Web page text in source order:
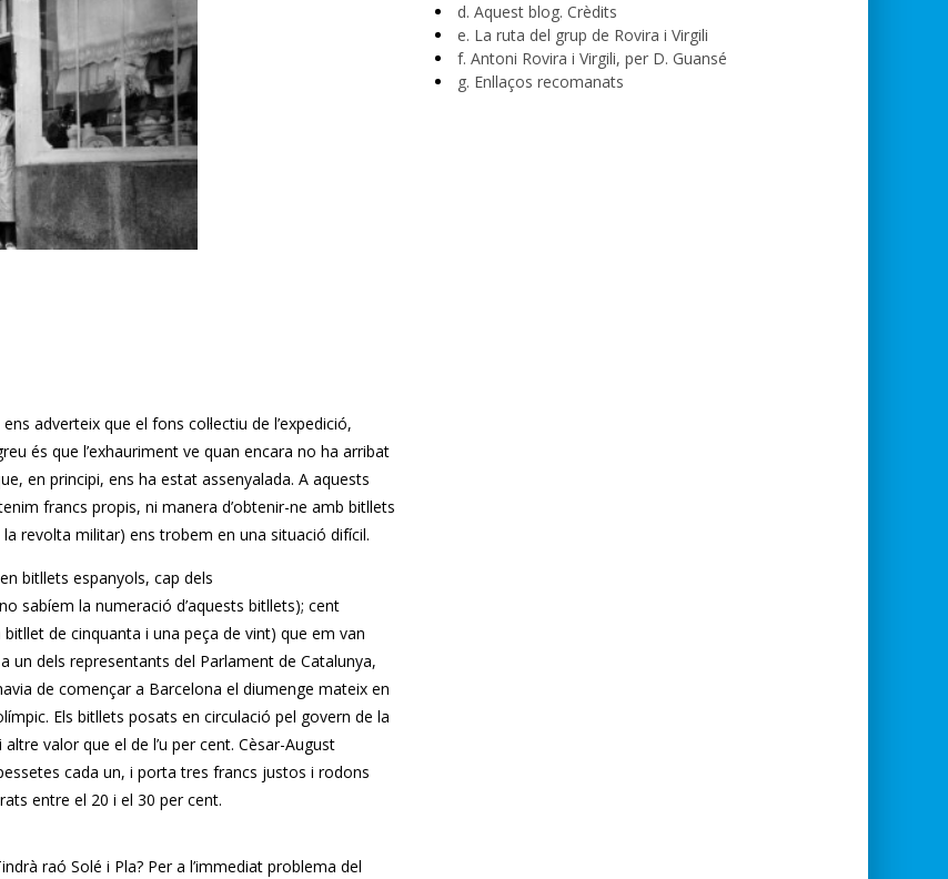
adverteix que el fons col·lectiu de l’expedició,
és que l’exhauriment ve quan encara no ha arribat
en principi, ens ha estat assenyalada. A aquests
francs propis, ni manera d’obtenir-ne amb bitllets
revolta militar) ens trobem en una situació difícil.
bitllets espanyols, cap dels
sabíem la numeració d’aquests bitllets); cent
de cinquanta i una peça de vint) que em van
un dels representants del Parlament de Catalunya,
de començar a Barcelona el diumenge mateix en
Els bitllets posats en circulació pel govern de la
valor que el de l’u per cent. Cèsar-August
cada un, i porta tres francs justos i rodons
entre el 20 i el 30 per cent.
raó Solé i Pla? Per a l’immediat problema del
d. Aquest blog. Crèdits
e. La ruta del grup de Rovira i Virgili
f. Antoni Rovira i Virgili, per D. Guansé
g. Enllaços recomanats